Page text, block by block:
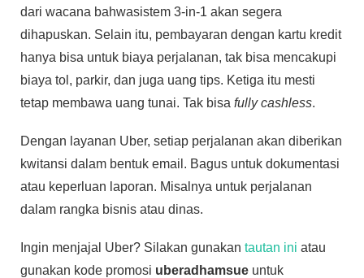
dari wacana bahwasistem 3-in-1 akan segera
dihapuskan. Selain itu, pembayaran dengan kartu kredit
hanya bisa untuk biaya perjalanan, tak bisa mencakupi
biaya tol, parkir, dan juga uang tips. Ketiga itu mesti
tetap membawa uang tunai. Tak bisa fully cashless.
Dengan layanan Uber, setiap perjalanan akan diberikan
kwitansi dalam bentuk email. Bagus untuk dokumentasi
atau keperluan laporan. Misalnya untuk perjalanan
dalam rangka bisnis atau dinas.
Ingin menjajal Uber? Silakan gunakan tautan ini atau
gunakan kode promosi uberadhamsue untuk